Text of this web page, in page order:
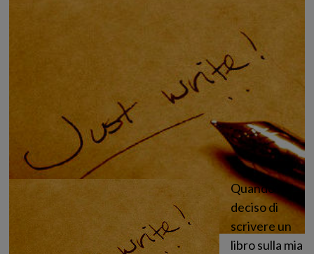
Quando
ho
deciso di
scrivere un
libro sulla mia